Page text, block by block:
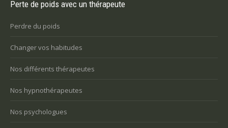
Perte de poids avec un thérapeute
Perdre du poids
Changer vos habitudes
Nos différents thérapeutes
Nos hypnothérapeutes
Nos psychologues